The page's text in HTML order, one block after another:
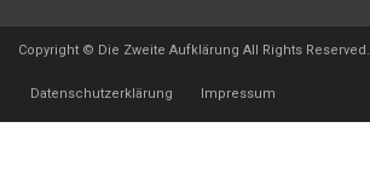
Copyright © Die Zweite Aufklärung All Rights Reserved.
Datenschutzerklärung Impressum